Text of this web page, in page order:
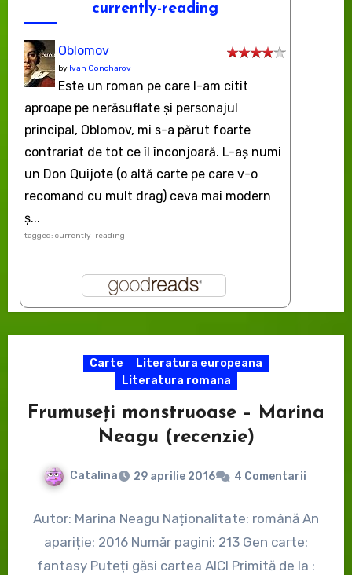
currently-reading
Oblomov
by Ivan Goncharov
Este un roman pe care l-am citit
aproape pe nerăsuflate şi personajul
principal, Oblomov, mi s-a părut foarte
contrariat de tot ce îl înconjoară. L-aş numi
un Don Quijote (o altă carte pe care v-o
recomand cu mult drag) ceva mai modern
ș...
tagged: currently-reading
Carte
Literatura europeana
Literatura romana
Frumuseți monstruoase – Marina
Neagu (recenzie)
Catalina 29 aprilie 2016 4 Comentarii
Autor: Marina Neagu Naționalitate: română An
apariție: 2016 Număr pagini: 213 Gen carte:
fantasy Puteți găsi cartea AICI Primită de la :